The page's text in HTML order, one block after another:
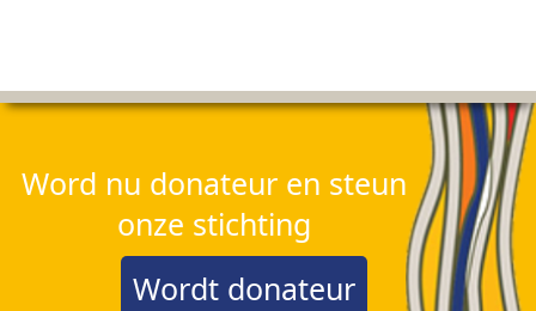
Word nu donateur en steun
onze stichting
Wordt donateur